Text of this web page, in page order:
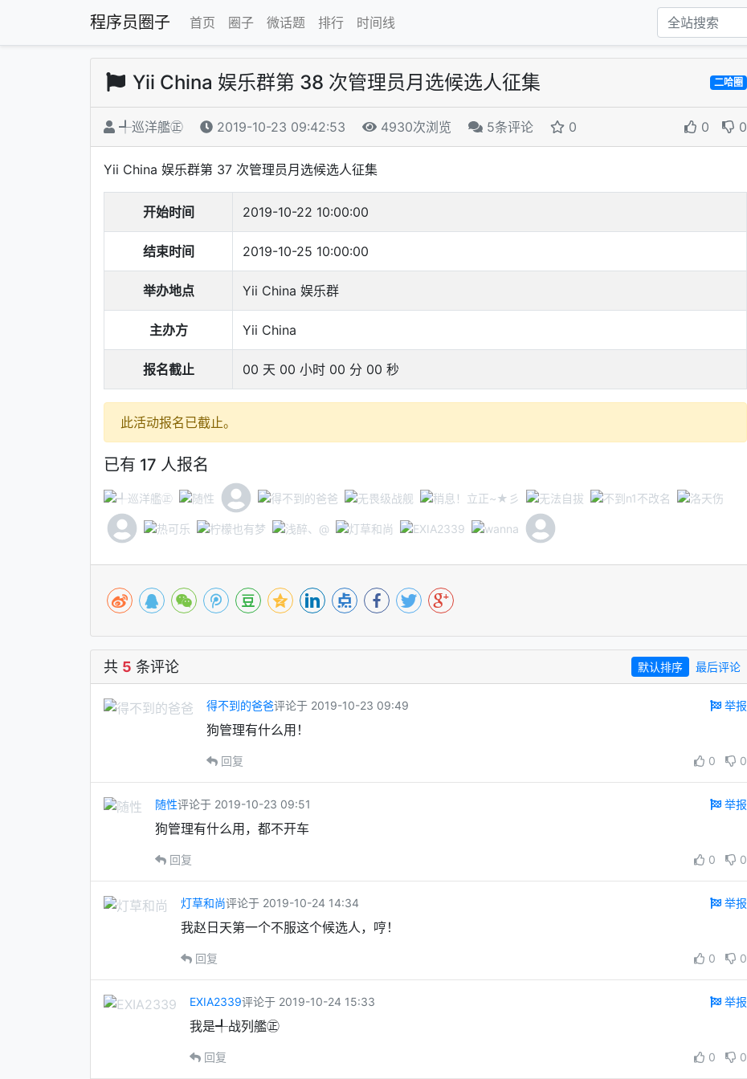
程序员圈子 首页 圈子 微话题 排行 时间线
Yii China 娱乐群第 38 次管理员月选候选人征集 二哈圈
╃巡洋艦㊣ 2019-10-23 09:42:53 4930次浏览 5条评论 0 0 0
Yii China 娱乐群第 37 次管理员月选候选人征集
开始时间 2019-10-22 10:00:00
结束时间 2019-10-25 10:00:00
举办地点 Yii China 娱乐群
主办方 Yii China
报名截止 00 天 00 小时 00 分 00 秒
此活动报名已截止。
已有 17 人报名
共 5 条评论 默认排序 最后评论
得不到的爸爸评论于 2019-10-23 09:49 举报
狗管理有什么用！
回复 0 0
随性评论于 2019-10-23 09:51 举报
狗管理有什么用，都不开车
回复 0 0
灯草和尚评论于 2019-10-24 14:34 举报
我赵日天第一个不服这个候选人，哼！
回复 0 0
EXIA2339评论于 2019-10-24 15:33 举报
我是╃战列艦㊣
回复 0 0